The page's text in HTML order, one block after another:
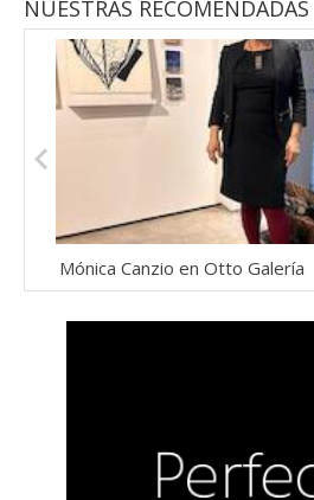
NUESTRAS RECOMENDADAS
Mónica Canzio en Otto Galería